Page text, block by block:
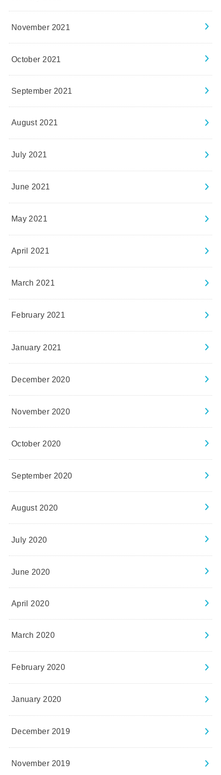
November 2021
October 2021
September 2021
August 2021
July 2021
June 2021
May 2021
April 2021
March 2021
February 2021
January 2021
December 2020
November 2020
October 2020
September 2020
August 2020
July 2020
June 2020
April 2020
March 2020
February 2020
January 2020
December 2019
November 2019